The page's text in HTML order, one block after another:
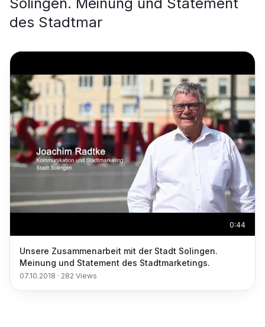
des Stadtmar
0:44
Unsere Zusammenarbeit mit der Stadt Solingen.
Meinung und Statement des Stadtmarketings.
07.10.2018 · 282 Views